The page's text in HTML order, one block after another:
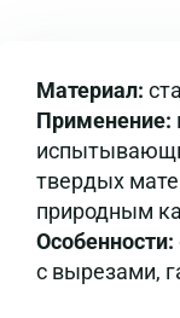
Материал:
Применение:
твердых
природным
Особенности:
с вырезами,